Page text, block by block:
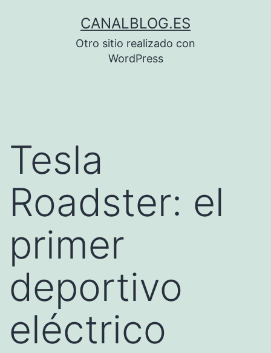
CANALBLOG.ES
Otro sitio realizado con
WordPress
Tesla
Roadster: el
primer
deportivo
eléctrico